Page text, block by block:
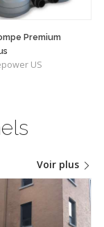
Premium
US
Voir plus